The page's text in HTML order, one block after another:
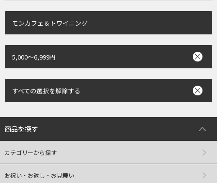
モンカフェ＆トワイニング
5,000～6,999円
すべての選択を解除する
商品を探す
カテゴリーから探す
お祝い・お返し・お見舞い